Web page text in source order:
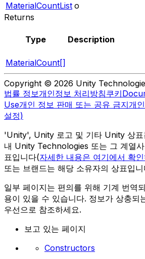
MaterialCountList o
Returns
Type Description
MaterialCount[]
Copyright © 2026 Unity
법률 정보개인정보 처리방침쿠키
Use개인 정보 판매 또는 공유 금지개
설정)
'Unity', Unity 로고 및 기타 Unity 상표
내 Unity Technologies 또는 그 계열
표입니다(자세한 내용은 여기에서 확
또는 브랜드는 해당 소유자의 상표입니
일부 페이지는 편의를 위해 기계 번역
용이 있을 수 있습니다. 정보가 상충되
우선으로 참조하세요.
보고 있는 페이지
Constructors